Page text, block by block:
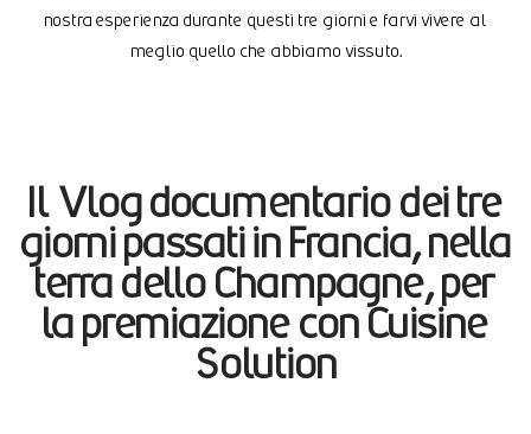
nostra esperienza durante questi tre giorni e farvi vivere al
meglio quello che abbiamo vissuto.
Il Vlog documentario dei tre
giorni passati in Francia, nella
terra dello Champagne, per
la premiazione con Cuisine
Solution